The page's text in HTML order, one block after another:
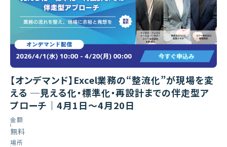
【オンデマンド】Excel業務の“整流化”が現場を変
える ─見える化・標準化・再設計までの伴走型ア
プローチ｜4月1日～4月20日
金額
無料
場所